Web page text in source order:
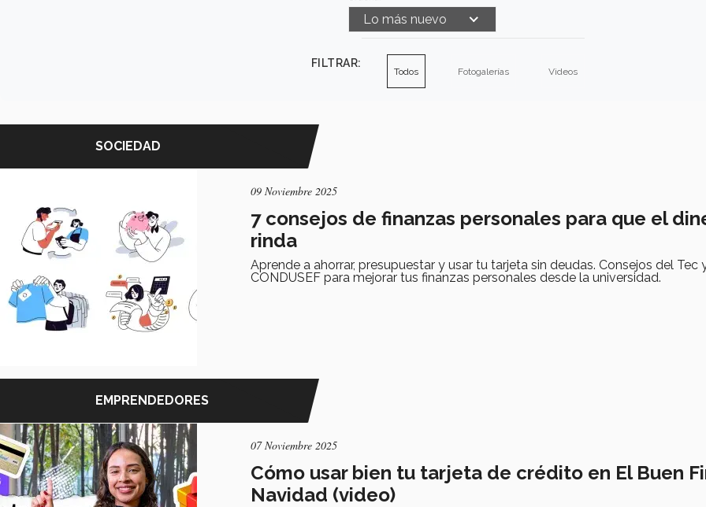
Lo más nuevo
FILTRAR:
Todos Fotogalerías Videos
SOCIEDAD
09 Noviembre 2025
7 consejos de finanzas personales para que el
rinda
Aprende a ahorrar, presupuestar y usar tu tarjeta sin deudas. Consejos del Tec
CONDUSEF para mejorar tus finanzas personales desde la universidad.
EMPRENDEDORES
07 Noviembre 2025
Cómo usar bien tu tarjeta de crédito en El Buen
Navidad (video)